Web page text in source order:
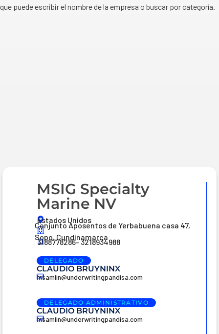
que puede escribir el nombre de la empresa o buscar por categoría.
MSIG Specialty
Marine NV
Estados Unidos
Conjunto Aposentos de Yerbabuena casa 47,
Sopo, Cundinamarca
3188778286- 3218934988
DELEGADO
CLAUDIO BRUYNINX
msamlin@underwritingpandisa.com
DELEGADO ADMINISTRATIVO
CLAUDIO BRUYNINX
msamlin@underwritingpandisa.com